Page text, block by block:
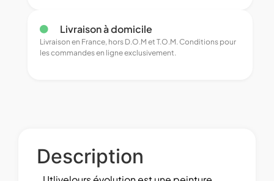
Livraison à domicile
Livraison en France, hors D.O.M et T.O.M. Conditions pour
les commandes en ligne exclusivement.
Description